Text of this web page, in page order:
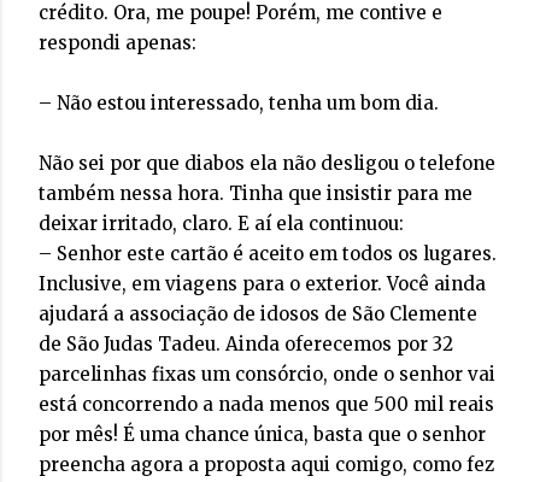
crédito. Ora, me poupe! Porém, me contive e
respondi apenas:
– Não estou interessado, tenha um bom dia.
Não sei por que diabos ela não desligou o telefone
também nessa hora. Tinha que insistir para me
deixar irritado, claro. E aí ela continuou:
– Senhor este cartão é aceito em todos os lugares.
Inclusive, em viagens para o exterior. Você ainda
ajudará a associação de idosos de São Clemente
de São Judas Tadeu. Ainda oferecemos por 32
parcelinhas fixas um consórcio, onde o senhor vai
está concorrendo a nada menos que 500 mil reais
por mês! É uma chance única, basta que o senhor
preencha agora a proposta aqui comigo, como fez